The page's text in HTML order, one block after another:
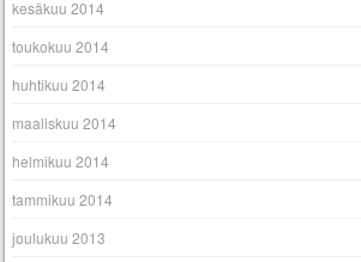
kesäkuu 2014
toukokuu 2014
huhtikuu 2014
maaliskuu 2014
helmikuu 2014
tammikuu 2014
joulukuu 2013